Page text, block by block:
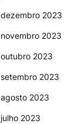
dezembro 2023
novembro 2023
outubro 2023
setembro 2023
agosto 2023
julho 2023